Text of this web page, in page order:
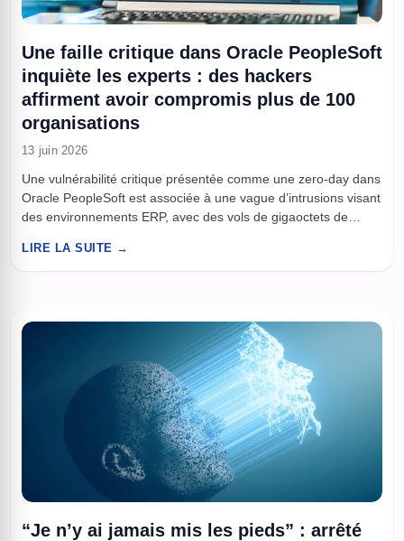
Une faille critique dans Oracle PeopleSoft
inquiète les experts : des hackers
affirment avoir compromis plus de 100
organisations
13 juin 2026
Une vulnérabilité critique présentée comme une zero-day dans
Oracle PeopleSoft est associée à une vague d’intrusions visant
des environnements ERP, avec des vols de gigaoctets de
supérieur. La faille, suivie sous l’identifiant CVE-2026-35273,
LIRE LA SUITE →
“Je n’y ai jamais mis les pieds” : arrêté